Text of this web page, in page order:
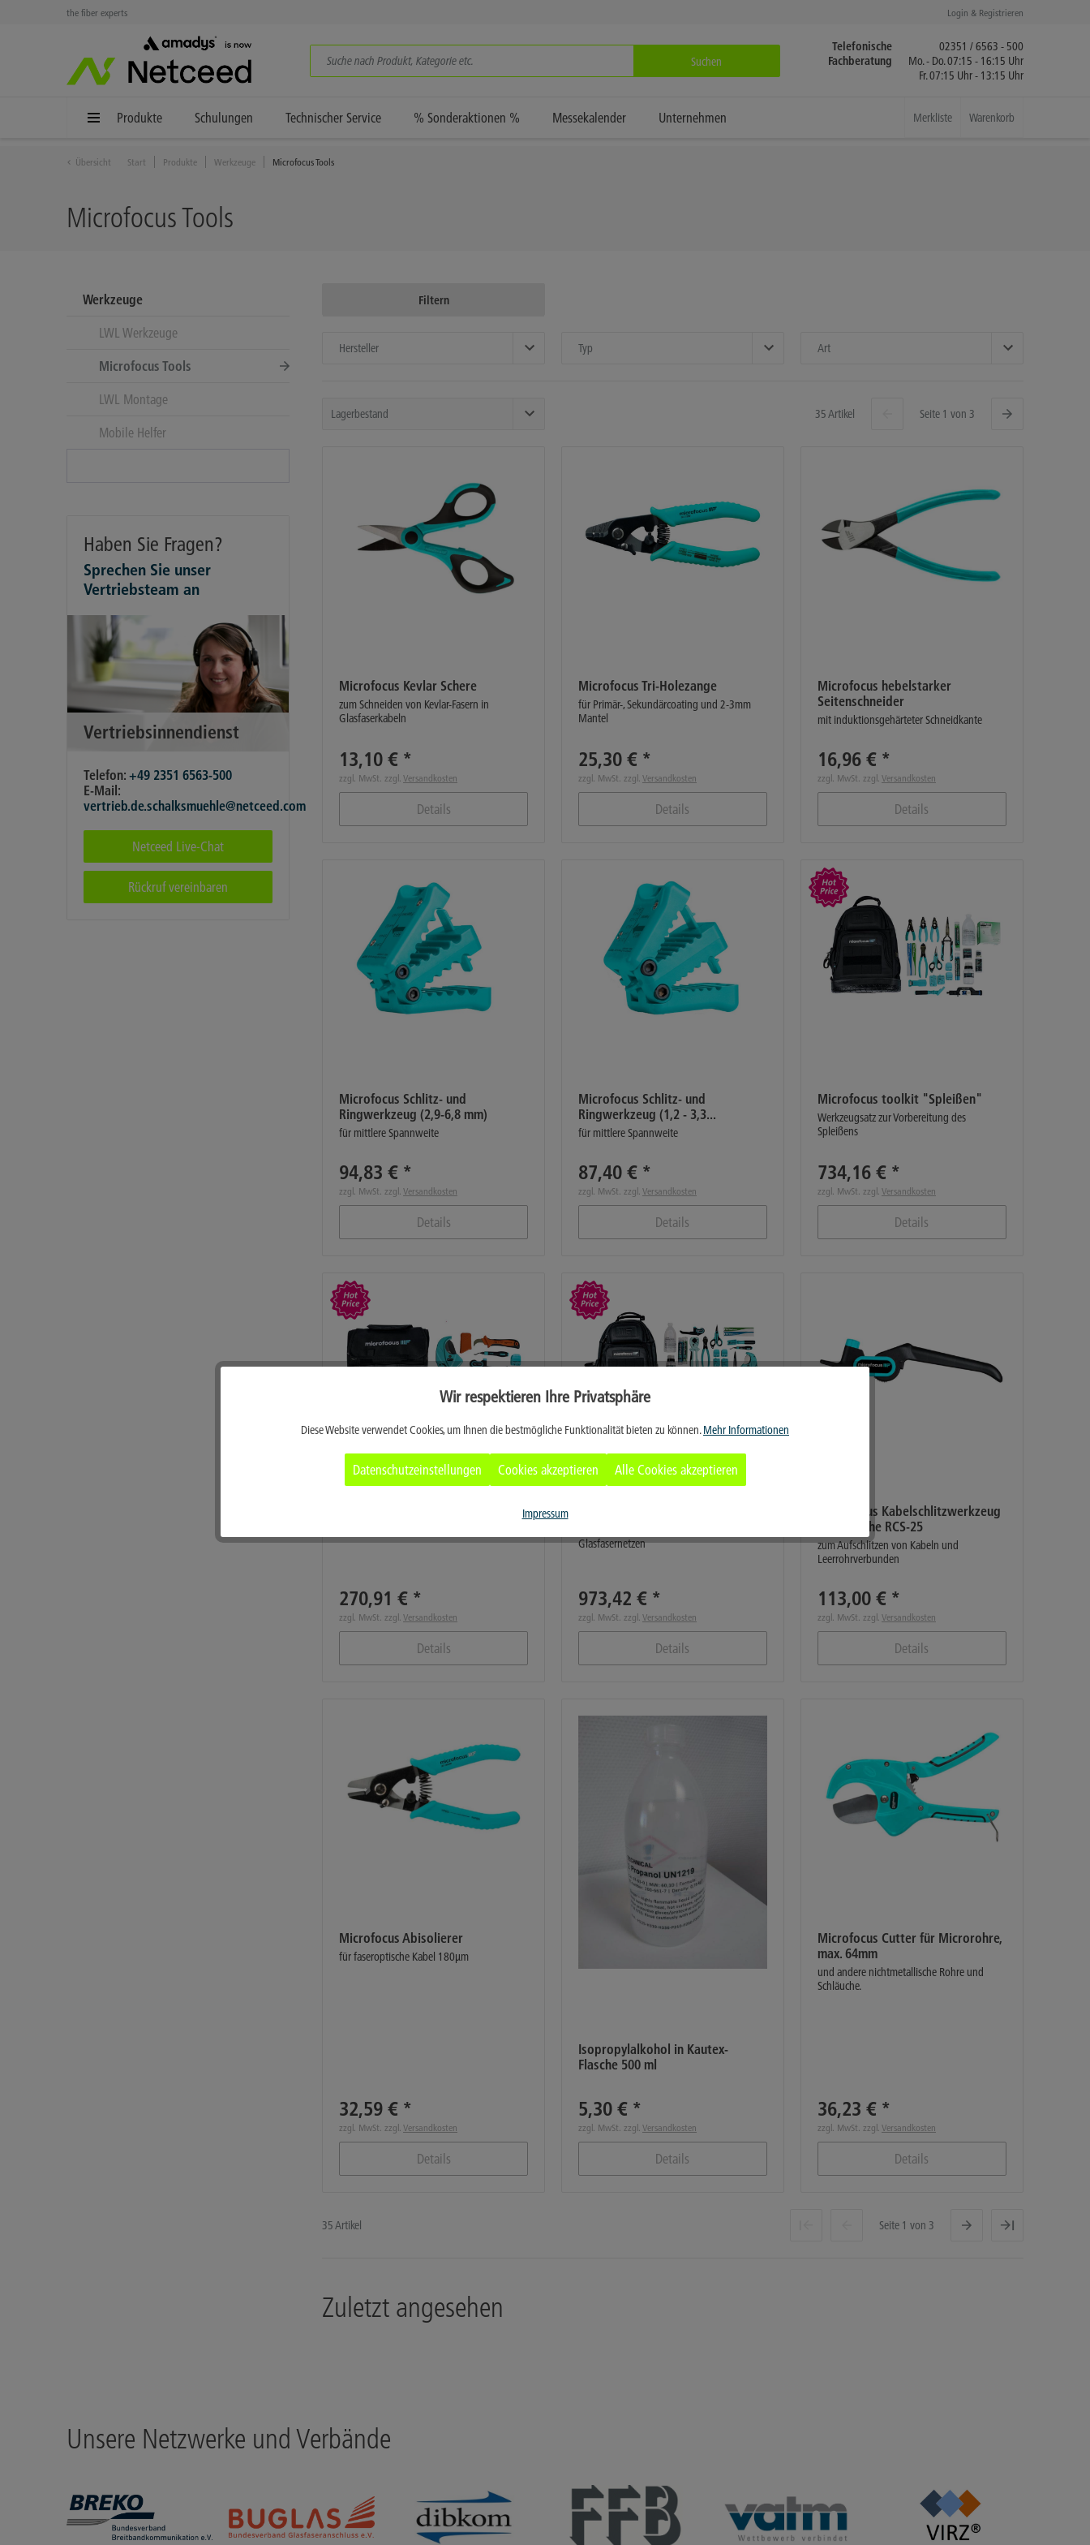
the fiber experts Login & Registrieren
Suchen
Telefonische
Fachberatung
02351 / 6563 - 500
Mo. - Do. 07:15 - 16:15 Uhr
Fr. 07:15 Uhr - 13:15 Uhr
Produkte Schulungen Technischer Service % Sonderaktionen % Messekalender Unternehmen Merkliste Warenkorb
Übersicht Start Produkte Werkzeuge Microfocus Tools
Microfocus Tools
Werkzeuge
LWL Werkzeuge
Microfocus Tools
LWL Montage
Mobile Helfer
Haben Sie Fragen?
Sprechen Sie unser
Vertriebsteam an
Vertriebsinnendienst
Telefon: +49 2351 6563-500
E-Mail:
vertrieb.de.schalksmuehle@netceed.com
Netceed Live-Chat
Rückruf vereinbaren
Filtern
Hersteller Typ Art
35 Artikel Seite 1 von 3
Microfocus Kevlar Schere
zum Schneiden von Kevlar-Fasern in
Glasfaserkabeln
13,10 € *
zzgl. MwSt. zzgl. Versandkosten
Details
Microfocus Tri-Holezange
für Primär-, Sekundärcoating und 2-3mm
Mantel
25,30 € *
zzgl. MwSt. zzgl. Versandkosten
Details
Microfocus hebelstarker
Seitenschneider
mit induktionsgehärteter Schneidkante
16,96 € *
zzgl. MwSt. zzgl. Versandkosten
Details
Microfocus Schlitz- und
Ringwerkzeug (2,9-6,8 mm)
für mittlere Spannweite
94,83 € *
zzgl. MwSt. zzgl. Versandkosten
Details
Microfocus Schlitz- und
Ringwerkzeug (1,2 - 3,3...
für mittlere Spannweite
87,40 € *
zzgl. MwSt. zzgl. Versandkosten
Details
Microfocus toolkit "Spleißen"
Werkzeugsatz zur Vorbereitung des
Spleißens
734,16 € *
zzgl. MwSt. zzgl. Versandkosten
Details
270,91 € *
zzgl. MwSt. zzgl. Versandkosten
Details
Glasfasernetzen
973,42 € *
zzgl. MwSt. zzgl. Versandkosten
Details
Microfocus Kabelschlitzwerkzeug
mit Ratsche RCS-25
zum Aufschlitzen von Kabeln und
Leerrohrverbunden
113,00 € *
zzgl. MwSt. zzgl. Versandkosten
Details
Microfocus Abisolierer
für faseroptische Kabel 180µm
32,59 € *
zzgl. MwSt. zzgl. Versandkosten
Details
Isopropylalkohol in Kautex-
Flasche 500 ml
5,30 € *
zzgl. MwSt. zzgl. Versandkosten
Details
Microfocus Cutter für Microrohre,
max. 64mm
und andere nichtmetallische Rohre und
Schläuche.
36,23 € *
zzgl. MwSt. zzgl. Versandkosten
Details
35 Artikel Seite 1 von 3
Zuletzt angesehen
Unsere Netzwerke und Verbände
Service Aktiv
Wir respektieren Ihre Privatsphäre
Diese Website verwendet Cookies, um Ihnen die bestmögliche Funktionalität bieten zu können.Mehr Informationen
Datenschutzeinstellungen Cookies akzeptieren Alle Cookies akzeptieren
Impressum